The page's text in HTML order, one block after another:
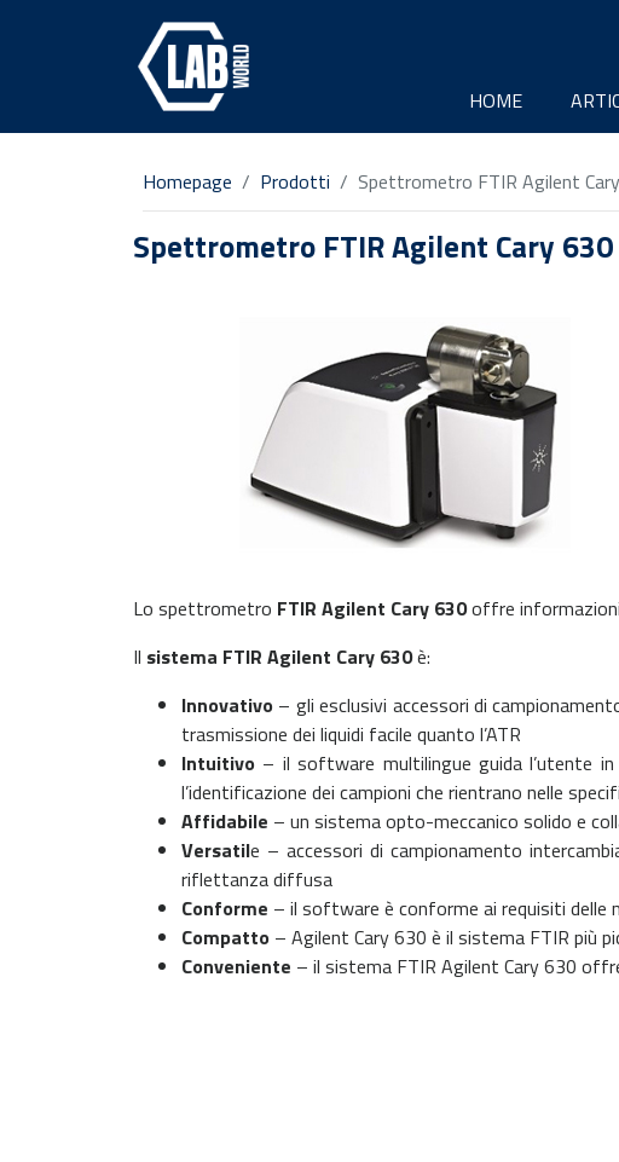
HOME
Homepage Prodotti Spettrometro FTIR Agilent
Spettrometro FTIR Agilent Cary 630
Lo spettrometro FTIR Agilent Cary 630offre informazioni
Il sistema FTIR Agilent Cary 630è:
Innovativo – gli esclusivi accessori di
trasmissione dei liquidi facile quanto l’ATR
Intuitivo – il software multilingue guida l’utente
l’identificazione dei campioni che rientrano nelle
Affidabile – un sistema opto-meccanico solido e
Versatile – accessori di campionamento
riflettanza diffusa
Conforme – il software è conforme ai requisiti delle
Compatto – Agilent Cary 630 è il sistema FTIR più
Conveniente – il sistema FTIR Agilent Cary 630